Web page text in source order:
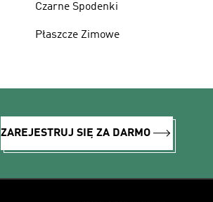
Czarne Spodenki
Płaszcze Zimowe
ZAREJESTRUJ SIĘ ZA DARMO